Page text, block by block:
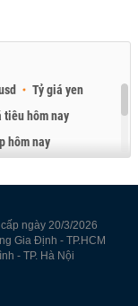
Tỷ giá yen
tiêu hôm nay
hôm nay
ngày 20/3/2026
Gia Định - TP.HCM
- TP. Hà Nội